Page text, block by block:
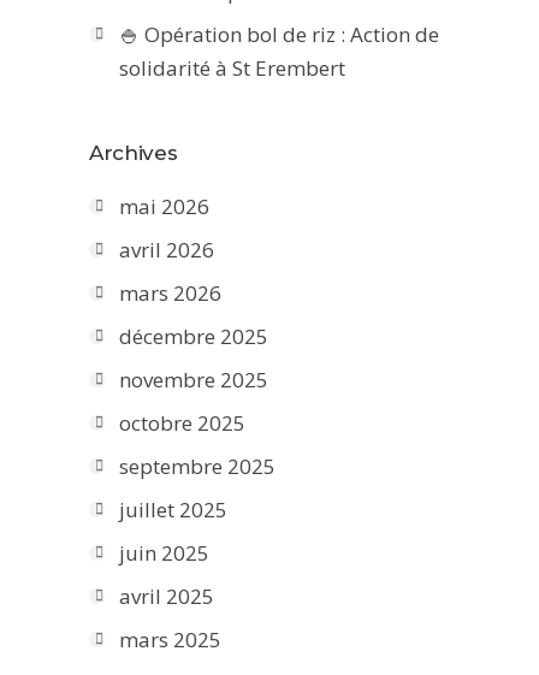
🍚 Opération bol de riz : Action de
solidarité à St Erembert
Archives
mai 2026
avril 2026
mars 2026
décembre 2025
novembre 2025
octobre 2025
septembre 2025
juillet 2025
juin 2025
avril 2025
mars 2025